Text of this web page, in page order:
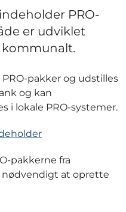
PRO-
er udviklet
pakker og udstilles
og kan
i lokale PRO-systemer.
pakkerne fra
at oprette